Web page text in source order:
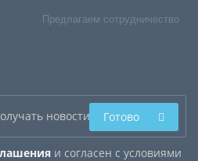
Предлагаем сотрудничество
и согласен с условиями
Готово